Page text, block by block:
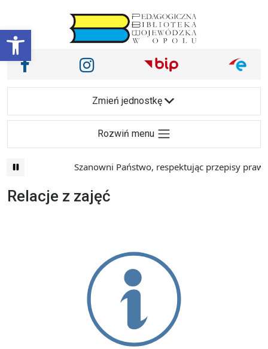
Otwórz pasek narzędzi
Main Navigation
Nasze media społecznościowe i inne
Facebook Instagram
Zmień jednostkę
Rozwiń menu
Szanowni Państwo, respektując przepisy prawa
Relacje z zajęć